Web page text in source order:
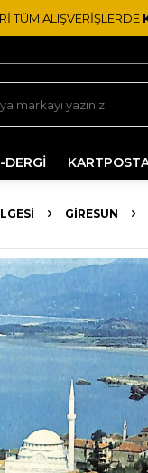
TÜM ALIŞVERİŞLERDE
DERGİ
GIRESUN